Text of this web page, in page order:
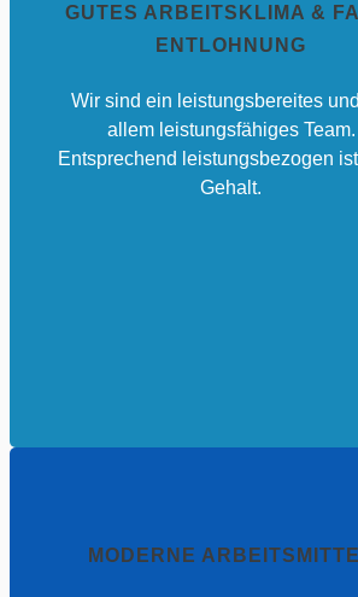
GUTES ARBEITSKLIMA &
ENTLOHNUNG
Wir sind ein leistungsbereites
allem leistungsfähiges Team.
Entsprechend leistungsbezogen
Gehalt.
MODERNE